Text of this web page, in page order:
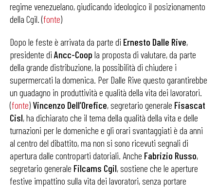
regime venezuelano, giudicando ideologico il posizionamento
della Cgil. (fonte)
Dopo le feste è arrivata da parte di Ernesto Dalle Rive,
presidente di Ancc-Coop la proposta di valutare, da parte
della grande distribuzione, la possibilità di chiudere i
supermercati la domenica. Per Dalle Rive questo garantirebbe
un guadagno in produttività e qualità della vita dei lavoratori.
(fonte) Vincenzo Dell’Orefice, segretario generale Fisascat
Cisl, ha dichiarato che il tema della qualità della vita e delle
turnazioni per le domeniche e gli orari svantaggiati è da anni
al centro del dibattito, ma non si sono ricevuti segnali di
apertura dalle controparti datoriali. Anche Fabrizio Russo,
segretario generale Filcams Cgil, sostiene che le aperture
festive impattino sulla vita dei lavoratori, senza portare